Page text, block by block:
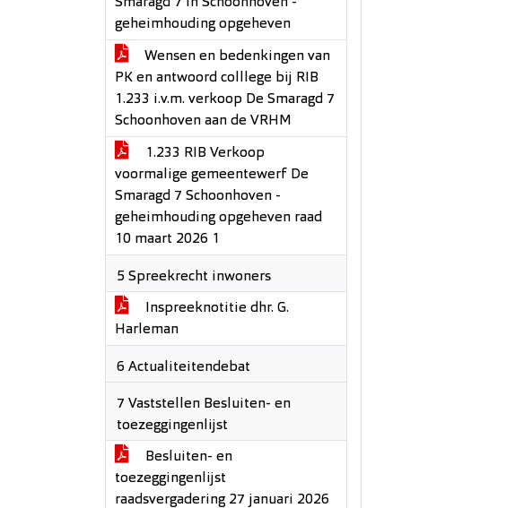
geheimhouding opgeheven
Wensen en bedenkingen van
PK en antwoord colllege bij RIB
1.233 i.v.m. verkoop De Smaragd 7
Schoonhoven aan de VRHM
1.233 RIB Verkoop
voormalige gemeentewerf De
Smaragd 7 Schoonhoven -
geheimhouding opgeheven raad
10 maart 2026 1
5 Spreekrecht inwoners
Inspreeknotitie dhr. G.
Harleman
6 Actualiteitendebat
7 Vaststellen Besluiten- en
toezeggingenlijst
Besluiten- en
toezeggingenlijst
raadsvergadering 27 januari 2026